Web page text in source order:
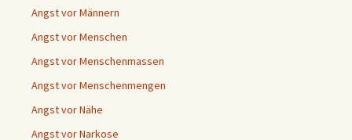
Angst vor Männern
Angst vor Menschen
Angst vor Menschenmassen
Angst vor Menschenmengen
Angst vor Nähe
Angst vor Narkose